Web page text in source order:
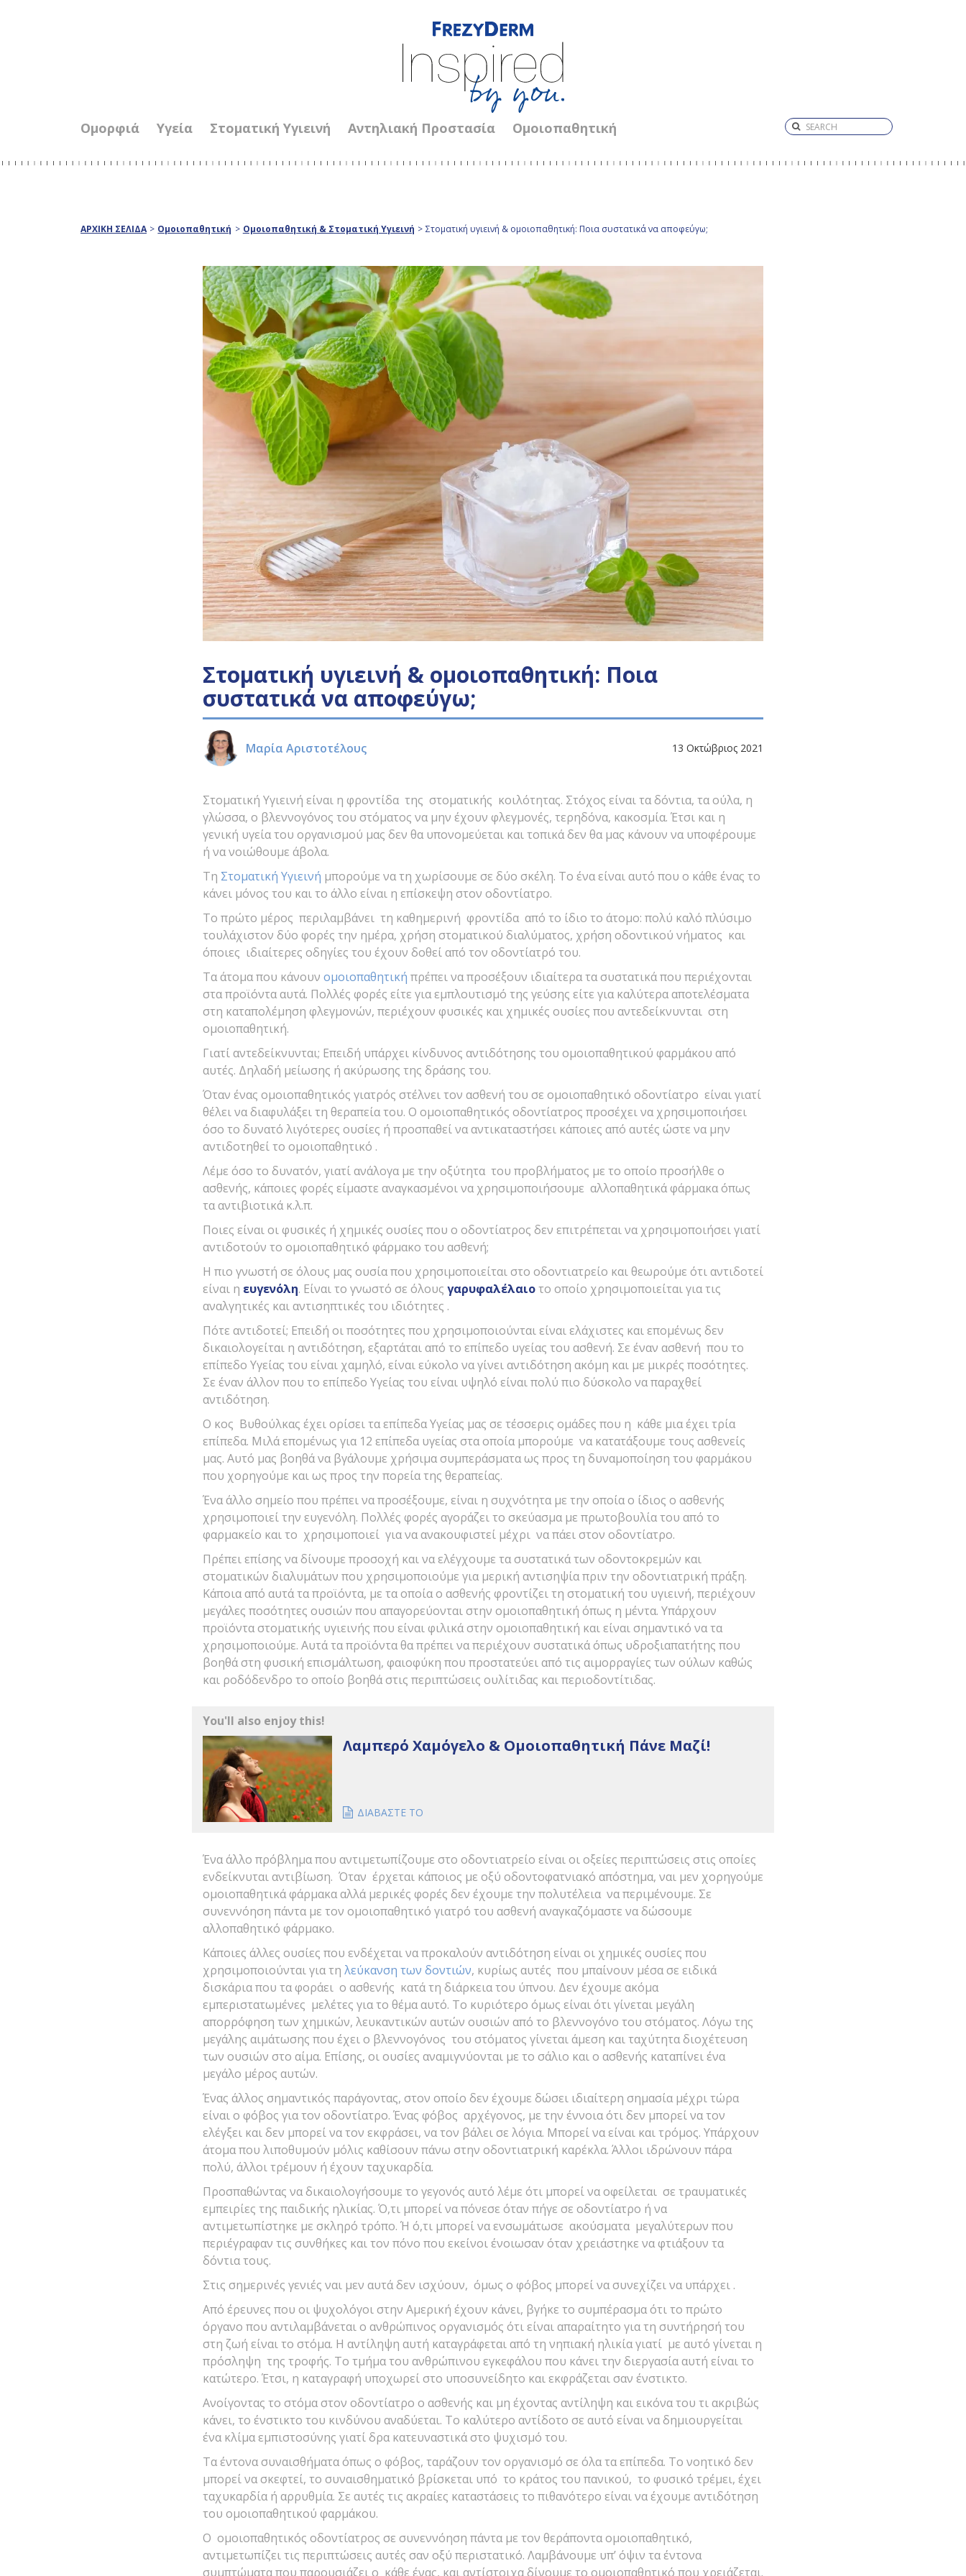
Ομορφιά Υγεία Στοματική Υγιεινή Αντηλιακή Προστασία Ομοιοπαθητική
ΑΡΧΙΚΗ ΣΕΛΙΔΑ > Ομοιοπαθητική > Ομοιοπαθητική & Στοματική Υγιεινή > Στοματική υγιεινή & ομοιοπαθητική: Ποια συστατικά να αποφεύγω;
Στοματική υγιεινή & ομοιοπαθητική: Ποια
συστατικά να αποφεύγω;
Μαρία Αριστοτέλους 13 Οκτώβριος 2021
Στοματική Υγιεινή είναι η φροντίδα της στοματικής κοιλότητας. Στόχος είναι τα δόντια, τα ούλα, η
γλώσσα, ο βλεννογόνος του στόματος να μην έχουν φλεγμονές, τερηδόνα, κακοσμία. Έτσι και η
γενική υγεία του οργανισμού μας δεν θα υπονομεύεται και τοπικά δεν θα μας κάνουν να υποφέρουμε
ή να νοιώθουμε άβολα.
Τη Στοματική Υγιεινή μπορούμε να τη χωρίσουμε σε δύο σκέλη. Το ένα είναι αυτό που ο κάθε ένας το
κάνει μόνος του και το άλλο είναι η επίσκεψη στον οδοντίατρο.
Το πρώτο μέρος περιλαμβάνει τη καθημερινή φροντίδα από το ίδιο το άτομο: πολύ καλό πλύσιμο
τουλάχιστον δύο φορές την ημέρα, χρήση στοματικού διαλύματος, χρήση οδοντικού νήματος και
όποιες ιδιαίτερες οδηγίες του έχουν δοθεί από τον οδοντίατρό του.
Τα άτομα που κάνουν ομοιοπαθητική πρέπει να προσέξουν ιδιαίτερα τα συστατικά που περιέχονται
στα προϊόντα αυτά. Πολλές φορές είτε για εμπλουτισμό της γεύσης είτε για καλύτερα αποτελέσματα
στη καταπολέμηση φλεγμονών, περιέχουν φυσικές και χημικές ουσίες που αντεδείκνυνται στη
ομοιοπαθητική.
Γιατί αντεδείκνυνται; Επειδή υπάρχει κίνδυνος αντιδότησης του ομοιοπαθητικού φαρμάκου από
αυτές. Δηλαδή μείωσης ή ακύρωσης της δράσης του.
Όταν ένας ομοιοπαθητικός γιατρός στέλνει τον ασθενή του σε ομοιοπαθητικό οδοντίατρο είναι γιατί
θέλει να διαφυλάξει τη θεραπεία του. Ο ομοιοπαθητικός οδοντίατρος προσέχει να χρησιμοποιήσει
όσο το δυνατό λιγότερες ουσίες ή προσπαθεί να αντικαταστήσει κάποιες από αυτές ώστε να μην
αντιδοτηθεί το ομοιοπαθητικό .
Λέμε όσο το δυνατόν, γιατί ανάλογα με την οξύτητα του προβλήματος με το οποίο προσήλθε ο
ασθενής, κάποιες φορές είμαστε αναγκασμένοι να χρησιμοποιήσουμε αλλοπαθητικά φάρμακα όπως
τα αντιβιοτικά κ.λ.π.
Ποιες είναι οι φυσικές ή χημικές ουσίες που ο οδοντίατρος δεν επιτρέπεται να χρησιμοποιήσει γιατί
αντιδοτούν το ομοιοπαθητικό φάρμακο του ασθενή;
Η πιο γνωστή σε όλους μας ουσία που χρησιμοποιείται στο οδοντιατρείο και θεωρούμε ότι αντιδοτεί
είναι η ευγενόλη. Είναι το γνωστό σε όλους γαρυφαλέλαιοτο οποίο χρησιμοποιείται για τις
αναλγητικές και αντισηπτικές του ιδιότητες .
Πότε αντιδοτεί; Επειδή οι ποσότητες που χρησιμοποιούνται είναι ελάχιστες και επομένως δεν
δικαιολογείται η αντιδότηση, εξαρτάται από το επίπεδο υγείας του ασθενή. Σε έναν ασθενή που το
επίπεδο Υγείας του είναι χαμηλό, είναι εύκολο να γίνει αντιδότηση ακόμη και με μικρές ποσότητες.
Σε έναν άλλον που το επίπεδο Υγείας του είναι υψηλό είναι πολύ πιο δύσκολο να παραχθεί
αντιδότηση.
Ο κος Βυθούλκας έχει ορίσει τα επίπεδα Υγείας μας σε τέσσερις ομάδες που η κάθε μια έχει τρία
επίπεδα. Μιλά επομένως για 12 επίπεδα υγείας στα οποία μπορούμε να κατατάξουμε τους ασθενείς
μας. Αυτό μας βοηθά να βγάλουμε χρήσιμα συμπεράσματα ως προς τη δυναμοποίηση του φαρμάκου
που χορηγούμε και ως προς την πορεία της θεραπείας.
Ένα άλλο σημείο που πρέπει να προσέξουμε, είναι η συχνότητα με την οποία ο ίδιος ο ασθενής
χρησιμοποιεί την ευγενόλη. Πολλές φορές αγοράζει το σκεύασμα με πρωτοβουλία του από το
φαρμακείο και το χρησιμοποιεί για να ανακουφιστεί μέχρι να πάει στον οδοντίατρο.
Πρέπει επίσης να δίνουμε προσοχή και να ελέγχουμε τα συστατικά των οδοντοκρεμών και
στοματικών διαλυμάτων που χρησιμοποιούμε για μερική αντισηψία πριν την οδοντιατρική πράξη.
Κάποια από αυτά τα προϊόντα, με τα οποία ο ασθενής φροντίζει τη στοματική του υγιεινή, περιέχουν
μεγάλες ποσότητες ουσιών που απαγορεύονται στην ομοιοπαθητική όπως η μέντα. Υπάρχουν
προϊόντα στοματικής υγιεινής που είναι φιλικά στην ομοιοπαθητική και είναι σημαντικό να τα
χρησιμοποιούμε. Αυτά τα προϊόντα θα πρέπει να περιέχουν συστατικά όπως υδροξιαπατήτης που
βοηθά στη φυσική επισμάλτωση, φαιοφύκη που προστατεύει από τις αιμορραγίες των ούλων καθώς
και ροδόδενδρο το οποίο βοηθά στις περιπτώσεις ουλίτιδας και περιοδοντίτιδας.
You'll also enjoy this!
Λαμπερό Χαμόγελο & Ομοιοπαθητική Πάνε Μαζί!
ΔΙΑΒΑΣΤΕ ΤΟ
Ένα άλλο πρόβλημα που αντιμετωπίζουμε στο οδοντιατρείο είναι οι οξείες περιπτώσεις στις οποίες
ενδείκνυται αντιβίωση. Όταν έρχεται κάποιος με οξύ οδοντοφατνιακό απόστημα, ναι μεν χορηγούμε
ομοιοπαθητικά φάρμακα αλλά μερικές φορές δεν έχουμε την πολυτέλεια να περιμένουμε. Σε
συνεννόηση πάντα με τον ομοιοπαθητικό γιατρό του ασθενή αναγκαζόμαστε να δώσουμε
αλλοπαθητικό φάρμακο.
Κάποιες άλλες ουσίες που ενδέχεται να προκαλούν αντιδότηση είναι οι χημικές ουσίες που
χρησιμοποιούνται για τη λεύκανση των δοντιών, κυρίως αυτές που μπαίνουν μέσα σε ειδικά
δισκάρια που τα φοράει ο ασθενής κατά τη διάρκεια του ύπνου. Δεν έχουμε ακόμα
εμπεριστατωμένες μελέτες για το θέμα αυτό. Το κυριότερο όμως είναι ότι γίνεται μεγάλη
απορρόφηση των χημικών, λευκαντικών αυτών ουσιών από το βλεννογόνο του στόματος. Λόγω της
μεγάλης αιμάτωσης που έχει ο βλεννογόνος του στόματος γίνεται άμεση και ταχύτητα διοχέτευση
των ουσιών στο αίμα. Επίσης, οι ουσίες αναμιγνύονται με το σάλιο και ο ασθενής καταπίνει ένα
μεγάλο μέρος αυτών.
Ένας άλλος σημαντικός παράγοντας, στον οποίο δεν έχουμε δώσει ιδιαίτερη σημασία μέχρι τώρα
είναι ο φόβος για τον οδοντίατρο. Ένας φόβος αρχέγονος, με την έννοια ότι δεν μπορεί να τον
ελέγξει και δεν μπορεί να τον εκφράσει, να τον βάλει σε λόγια. Μπορεί να είναι και τρόμος. Υπάρχουν
άτομα που λιποθυμούν μόλις καθίσουν πάνω στην οδοντιατρική καρέκλα. Άλλοι ιδρώνουν πάρα
πολύ, άλλοι τρέμουν ή έχουν ταχυκαρδία.
Προσπαθώντας να δικαιολογήσουμε το γεγονός αυτό λέμε ότι μπορεί να οφείλεται σε τραυματικές
εμπειρίες της παιδικής ηλικίας. Ό,τι μπορεί να πόνεσε όταν πήγε σε οδοντίατρο ή να
αντιμετωπίστηκε με σκληρό τρόπο. Ή ό,τι μπορεί να ενσωμάτωσε ακούσματα μεγαλύτερων που
περιέγραφαν τις συνθήκες και τον πόνο που εκείνοι ένοιωσαν όταν χρειάστηκε να φτιάξουν τα
δόντια τους.
Στις σημερινές γενιές ναι μεν αυτά δεν ισχύουν, όμως ο φόβος μπορεί να συνεχίζει να υπάρχει .
Από έρευνες που οι ψυχολόγοι στην Αμερική έχουν κάνει, βγήκε το συμπέρασμα ότι το πρώτο
όργανο που αντιλαμβάνεται ο ανθρώπινος οργανισμός ότι είναι απαραίτητο για τη συντήρησή του
στη ζωή είναι το στόμα. Η αντίληψη αυτή καταγράφεται από τη νηπιακή ηλικία γιατί με αυτό γίνεται η
πρόσληψη της τροφής. To τμήμα του ανθρώπινου εγκεφάλου που κάνει την διεργασία αυτή είναι το
κατώτερο. Έτσι, η καταγραφή υποχωρεί στο υποσυνείδητο και εκφράζεται σαν ένστικτο.
Ανοίγοντας το στόμα στον οδοντίατρο ο ασθενής και μη έχοντας αντίληψη και εικόνα του τι ακριβώς
κάνει, το ένστικτο του κινδύνου αναδύεται. Το καλύτερο αντίδοτο σε αυτό είναι να δημιουργείται
ένα κλίμα εμπιστοσύνης γιατί δρα κατευναστικά στο ψυχισμό του.
Τα έντονα συναισθήματα όπως ο φόβος, ταράζουν τον οργανισμό σε όλα τα επίπεδα. Το νοητικό δεν
μπορεί να σκεφτεί, το συναισθηματικό βρίσκεται υπό το κράτος του πανικού, το φυσικό τρέμει, έχει
ταχυκαρδία ή αρρυθμία. Σε αυτές τις ακραίες καταστάσεις το πιθανότερο είναι να έχουμε αντιδότηση
του ομοιοπαθητικού φαρμάκου.
Ο ομοιοπαθητικός οδοντίατρος σε συνεννόηση πάντα με τον θεράποντα ομοιοπαθητικό,
αντιμετωπίζει τις περιπτώσεις αυτές σαν οξύ περιστατικό. Λαμβάνουμε υπ’ όψιν τα έντονα
συμπτώματα που παρουσιάζει ο κάθε ένας, και αντίστοιχα δίνουμε το ομοιοπαθητικό που χρειάζεται.